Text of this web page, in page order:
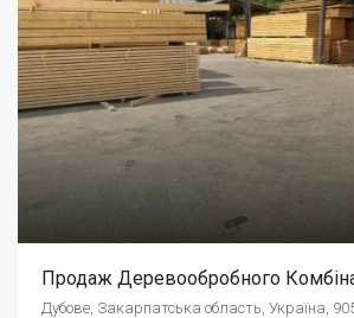
Продаж Деревообробного
Дубове, Закарпатська область, Україна,